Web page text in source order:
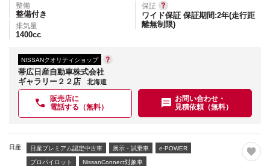
整備
整備付き
排気量
1400cc
保証
ワイド保証 保証期間:2年(走行距
離無制限)
NISSANクオリティショップ
帯広日産自動車株式会社
ギャラリー２２店
北海道
販売店に
電話する（無料）
お問い合わせ・
見積依頼（無料）
日産 日産プレミアム認定中古車 展示・試乗車 e-POWER
プロパイロット NissanConnect対象車